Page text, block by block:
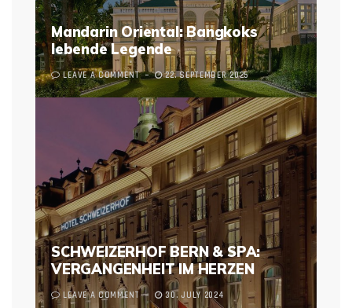
Mandarin Oriental: Bangkoks
lebende Legende
LEAVE A COMMENT 22. SEPTEMBER 2025
SCHWEIZERHOF BERN & SPA:
VERGANGENHEIT IM HERZEN
LEAVE A COMMENT 30. JULY 2024